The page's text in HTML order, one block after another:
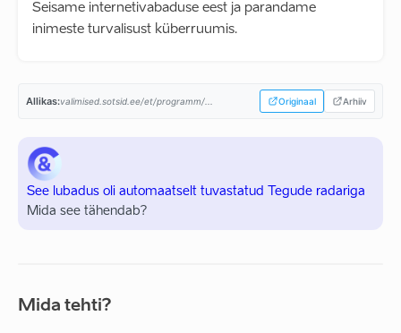
Seisame internetivabaduse eest ja parandame
inimeste turvalisust küberruumis.
Allikas:valimised.sotsid.ee/et/programm/... Originaal Arhiiv
See lubadus oli automaatselt tuvastatud Tegude radariga
Mida see tähendab?
Mida tehti?